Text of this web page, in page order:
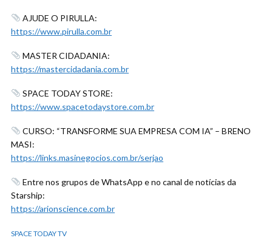
AJUDE O PIRULLA:
https://www.pirulla.com.br
MASTER CIDADANIA:
https://mastercidadania.com.br
SPACE TODAY STORE:
https://www.spacetodaystore.com.br
CURSO: “TRANSFORME SUA EMPRESA COM IA” – BRENO
MASI:
https://links.masinegocios.com.br/serjao
Entre nos grupos de WhatsApp e no canal de notícias da
Starship:
https://arionscience.com.br
SPACE TODAY TV